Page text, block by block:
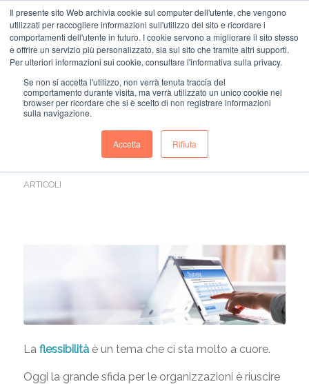
Il presente sito Web archivia cookie sul computer dell'utente, che vengono
utilizzati per raccogliere informazioni sull'utilizzo del sito e ricordare i
comportamenti dell'utente in futuro. I cookie servono a migliorare il sito stesso
e offrire un servizio più personalizzato, sia sul sito che tramite altri supporti.
Per ulteriori informazioni sui cookie, consultare l'informativa sulla privacy.
Se non si accetta l'utilizzo, non verrà tenuta traccia del
comportamento durante visita, ma verrà utilizzato un unico cookie nel
browser per ricordare che si è scelto di non registrare informazioni
sulla navigazione.
Accetta Rifiuta
SETTIMANA CORTA: I
SONDAGGI DI
SMARTWORKING SRL
ARTICOLI
La flessibilitàè un tema che ci sta molto a cuore.
Oggi la grande sfida per le organizzazioni è riuscire